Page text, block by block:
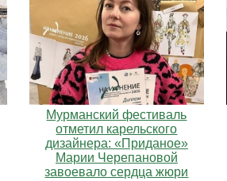
Мурманский фестиваль
отметил карельского
дизайнера: «Приданое»
Марии Черепановой
завоевало сердца жюри